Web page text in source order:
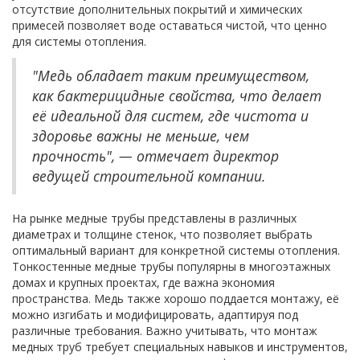
отсутствие дополнительных покрытий и химических
примесей позволяет воде оставаться чистой, что ценно
для системы отопления.
"Медь обладает таким преимуществом,
как бактерицидные свойства, что делает
её идеальной для систем, где чистота и
здоровье важны не меньше, чем
прочность", — отмечает директор
ведущей строительной компании.
На рынке медные трубы представлены в различных
диаметрах и толщине стенок, что позволяет выбрать
оптимальный вариант для конкретной системы отопления.
Тонкостенные медные трубы популярны в многоэтажных
домах и крупных проектах, где важна экономия
пространства. Медь также хорошо поддается монтажу, её
можно изгибать и модифицировать, адаптируя под
различные требования. Важно учитывать, что монтаж
медных труб требует специальных навыков и инструментов,